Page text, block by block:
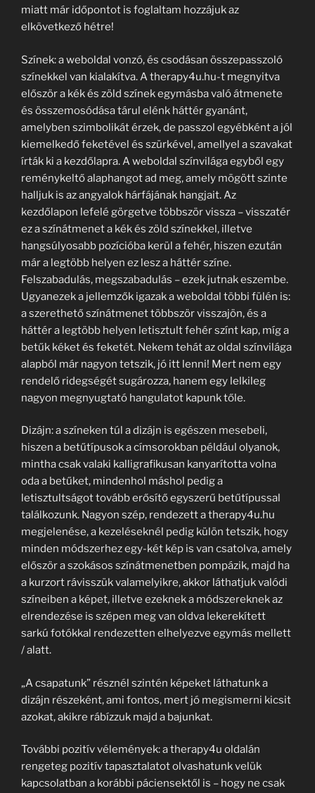
miatt már időpontot is foglaltam hozzájuk az
elkövetkező hétre!
Színek: a weboldal vonzó, és csodásan összepasszoló
színekkel van kialakítva. A therapy4u.hu-t megnyitva
először a kék és zöld színek egymásba való átmenete
és összemosódása tárul elénk háttér gyanánt,
amelyben szimbolikát érzek, de passzol egyébként a jól
kiemelkedő feketével és szürkével, amellyel a szavakat
írták ki a kezdőlapra. A weboldal színvilága egyből egy
reménykeltő alaphangot ad meg, amely mögött szinte
halljuk is az angyalok hárfájának hangjait. Az
kezdőlapon lefelé görgetve többször vissza – visszatér
ez a színátmenet a kék és zöld színekkel, illetve
hangsúlyosabb pozícióba kerül a fehér, hiszen ezután
már a legtöbb helyen ez lesz a háttér színe.
Felszabadulás, megszabadulás – ezek jutnak eszembe.
Ugyanezek a jellemzők igazak a weboldal többi fülén is:
a szerethető színátmenet többször visszajön, és a
háttér a legtöbb helyen letisztult fehér színt kap, míg a
betűk kéket és feketét. Nekem tehát az oldal színvilága
alapból már nagyon tetszik, jó itt lenni! Mert nem egy
rendelő ridegségét sugározza, hanem egy lelkileg
nagyon megnyugtató hangulatot kapunk tőle.
Dizájn: a színeken túl a dizájn is egészen mesebeli,
hiszen a betűtípusok a címsorokban például olyanok,
mintha csak valaki kalligrafikusan kanyarította volna
oda a betűket, mindenhol máshol pedig a
letisztultságot tovább erősítő egyszerű betűtípussal
találkozunk. Nagyon szép, rendezett a therapy4u.hu
megjelenése, a kezeléseknél pedig külön tetszik, hogy
minden módszerhez egy-két kép is van csatolva, amely
először a szokásos színátmenetben pompázik, majd ha
a kurzort rávisszük valamelyikre, akkor láthatjuk valódi
színeiben a képet, illetve ezeknek a módszereknek az
elrendezése is szépen meg van oldva lekerekített
sarkú fotókkal rendezetten elhelyezve egymás mellett
/ alatt.
„A csapatunk” résznél szintén képeket láthatunk a
dizájn részeként, ami fontos, mert jó megismerni kicsit
azokat, akikre rábízzuk majd a bajunkat.
További pozitív vélemények: a therapy4u oldalán
rengeteg pozitív tapasztalatot olvashatunk velük
kapcsolatban a korábbi páciensektől is – hogy ne csak